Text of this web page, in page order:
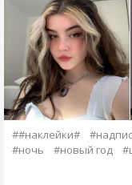
##наклейки#
#ночь
#новый год